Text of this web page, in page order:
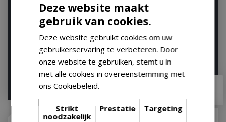
The Bastard Compact
High Level Stand
97
Let op: bijna uitverkocht!
Half Moon Soapstone -
Classic Joe ®
Deze website maakt
gebruik van cookies.
Deze website gebruikt cookies om uw
gebruikerservaring te verbeteren. Door
onze website te gebruiken, stemt u in
met alle cookies in overeenstemming met
ons Cookiebeleid.
Strikt
noodzakelijk
Prestatie Targeting